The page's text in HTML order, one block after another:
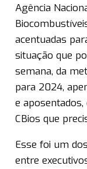
Agência
acentuadas
situação que
semana, da
para 2024,
e
CBios que
Esse foi um
entre